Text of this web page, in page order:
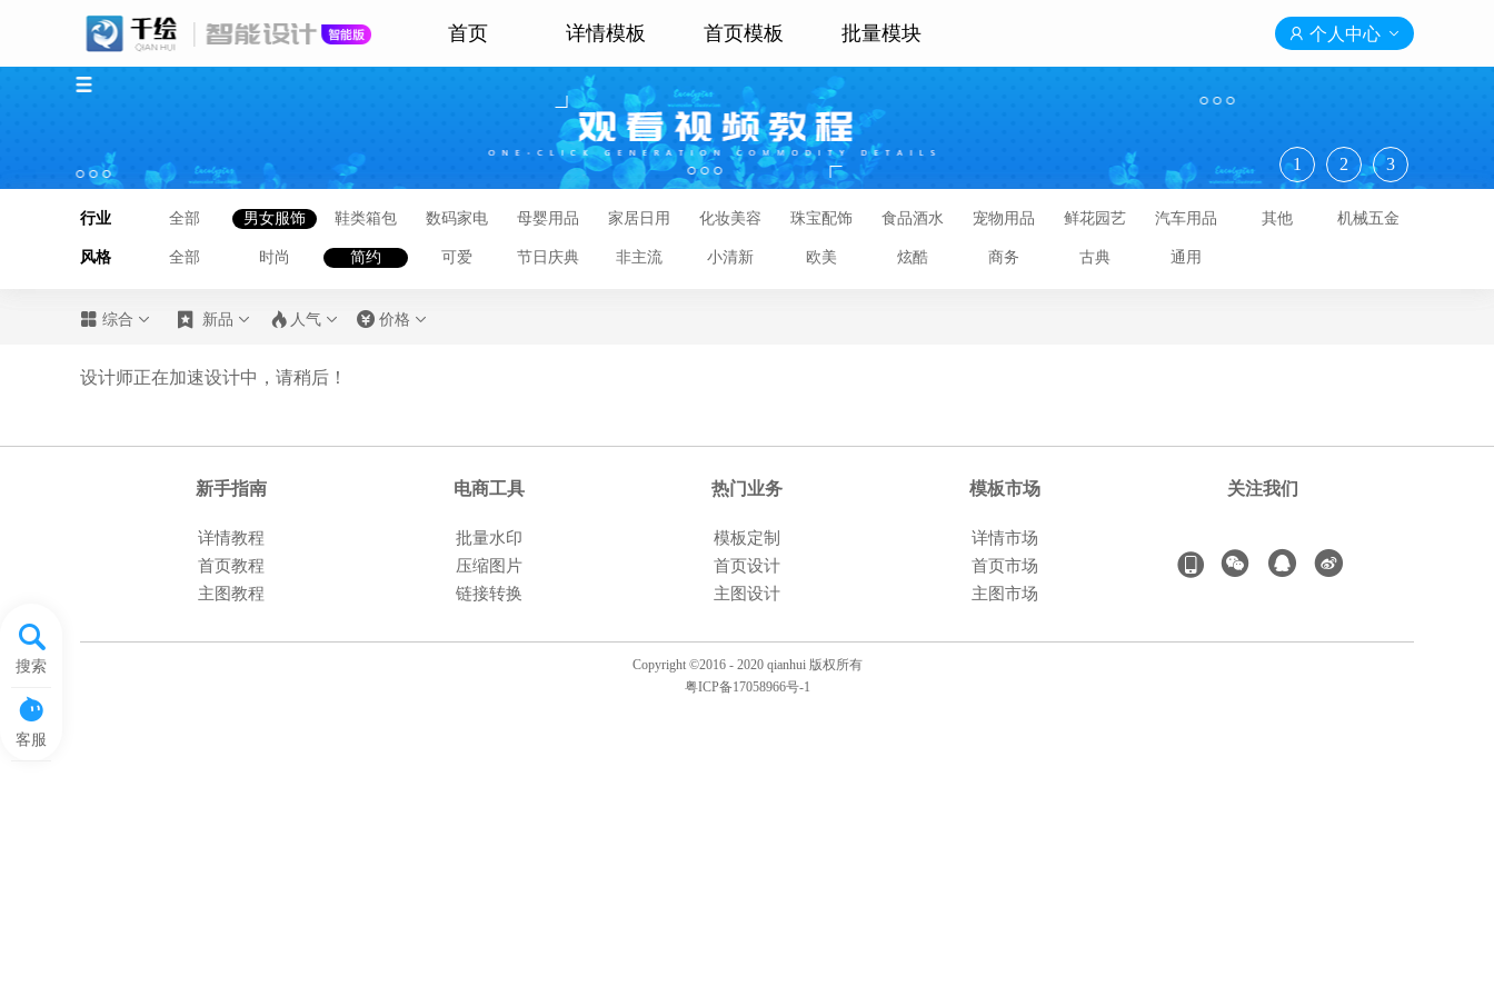
首页 详情模板 首页模板 批量模块  个人中心 
1 2 3
搜索
客服
行业 全部 男女服饰 鞋类箱包 数码家电 母婴用品 家居日用 化妆美容 珠宝配饰 食品酒水 宠物用品 鲜花园艺 汽车用品 其他 机械五金
风格 全部 时尚 简约 可爱 节日庆典 非主流 小清新 欧美 炫酷 商务 古典 通用
 综合   新品   人气   价格 
设计师正在加速设计中，请稍后！
新手指南 电商工具 热门业务 模板市场 关注我们
详情教程 批量水印 模板定制
详情市场
首页教程
压缩图片 首页设计
首页市场
主图教程
链接转换 主图设计 主图市场
Copyright ©2016 - 2020 qianhui 版权所有
粤ICP备17058966号-1